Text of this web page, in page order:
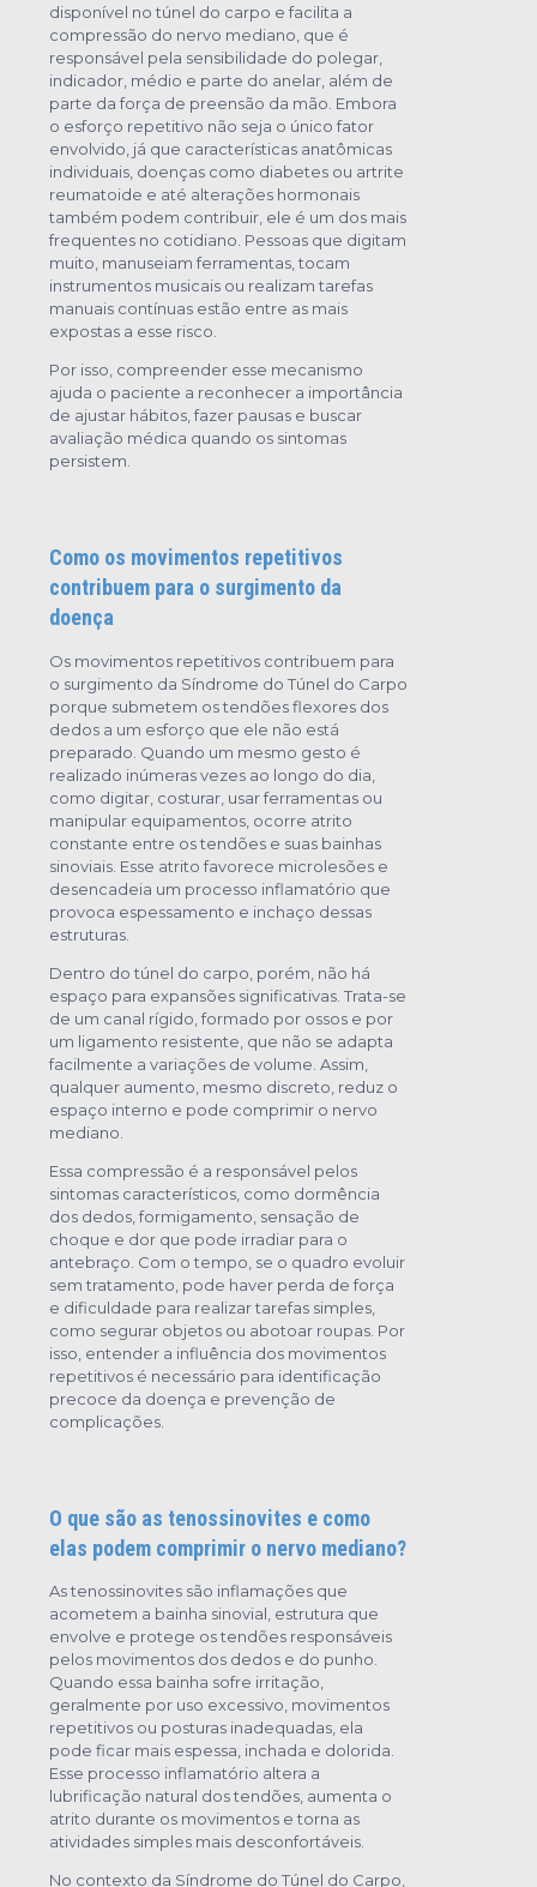
disponível no túnel do carpo e facilita a
compressão do nervo mediano, que é
responsável pela sensibilidade do polegar,
indicador, médio e parte do anelar, além de
parte da força de preensão da mão. Embora
o esforço repetitivo não seja o único fator
envolvido, já que características anatômicas
individuais, doenças como diabetes ou artrite
reumatoide e até alterações hormonais
também podem contribuir, ele é um dos mais
frequentes no cotidiano. Pessoas que digitam
muito, manuseiam ferramentas, tocam
instrumentos musicais ou realizam tarefas
manuais contínuas estão entre as mais
expostas a esse risco.
Por isso, compreender esse mecanismo
ajuda o paciente a reconhecer a importância
de ajustar hábitos, fazer pausas e buscar
avaliação médica quando os sintomas
persistem.
Como os movimentos repetitivos
contribuem para o surgimento da
doença
Os movimentos repetitivos contribuem para
o surgimento da Síndrome do Túnel do Carpo
porque submetem os tendões flexores dos
dedos a um esforço que ele não está
preparado. Quando um mesmo gesto é
realizado inúmeras vezes ao longo do dia,
como digitar, costurar, usar ferramentas ou
manipular equipamentos, ocorre atrito
constante entre os tendões e suas bainhas
sinoviais. Esse atrito favorece microlesões e
desencadeia um processo inflamatório que
provoca espessamento e inchaço dessas
estruturas.
Dentro do túnel do carpo, porém, não há
espaço para expansões significativas. Trata-se
de um canal rígido, formado por ossos e por
um ligamento resistente, que não se adapta
facilmente a variações de volume. Assim,
qualquer aumento, mesmo discreto, reduz o
espaço interno e pode comprimir o nervo
mediano.
Essa compressão é a responsável pelos
sintomas característicos, como dormência
dos dedos, formigamento, sensação de
choque e dor que pode irradiar para o
antebraço. Com o tempo, se o quadro evoluir
sem tratamento, pode haver perda de força
e dificuldade para realizar tarefas simples,
como segurar objetos ou abotoar roupas. Por
isso, entender a influência dos movimentos
repetitivos é necessário para identificação
precoce da doença e prevenção de
complicações.
O que são as tenossinovites e como
elas podem comprimir o nervo mediano?
As tenossinovites são inflamações que
acometem a bainha sinovial, estrutura que
envolve e protege os tendões responsáveis
pelos movimentos dos dedos e do punho.
Quando essa bainha sofre irritação,
geralmente por uso excessivo, movimentos
repetitivos ou posturas inadequadas, ela
pode ficar mais espessa, inchada e dolorida.
Esse processo inflamatório altera a
lubrificação natural dos tendões, aumenta o
atrito durante os movimentos e torna as
atividades simples mais desconfortáveis.
No contexto da Síndrome do Túnel do Carpo,